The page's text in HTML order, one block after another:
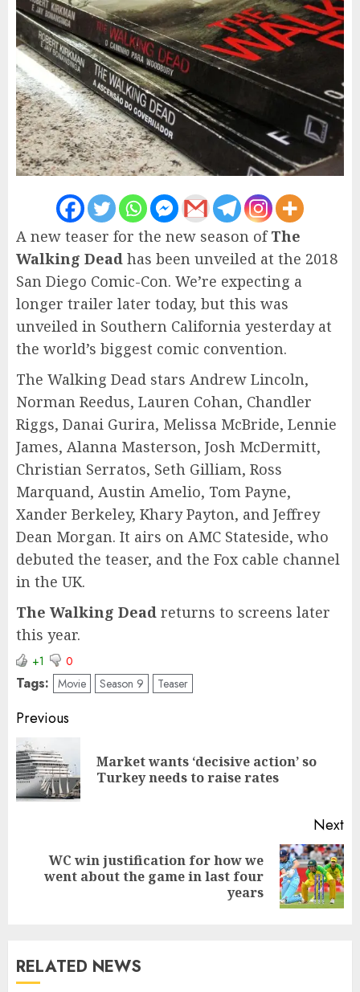
A new teaser for the new season ofThe
Walking Dead has been unveiled at the 2018
San Diego Comic-Con. We’re expecting a
longer trailer later today, but this was
unveiled in Southern California yesterday at
the world’s biggest comic convention.
The Walking Dead stars Andrew Lincoln,
Norman Reedus, Lauren Cohan, Chandler
Riggs, Danai Gurira, Melissa McBride, Lennie
James, Alanna Masterson, Josh McDermitt,
Christian Serratos, Seth Gilliam, Ross
Marquand, Austin Amelio, Tom Payne,
Xander Berkeley, Khary Payton, and Jeffrey
Dean Morgan. It airs on AMC Stateside, who
debuted the teaser, and the Fox cable channel
in the UK.
The Walking Dead returns to screens later
this year.
+1 0
Tags: Movie Season 9 Teaser
Previous
Market wants ‘decisive action’ so
Turkey needs to raise rates
Next
WC win justification for how we
went about the game in last four
years
RELATED NEWS